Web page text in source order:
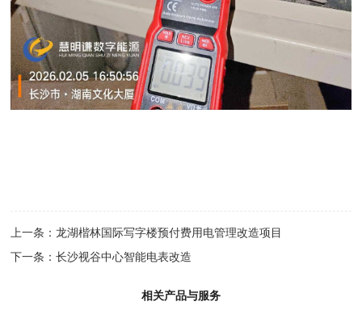
上一条：龙湖楷林国际写字楼预付费用电管理改造项目
下一条：长沙视谷中心智能电表改造
相关产品与服务